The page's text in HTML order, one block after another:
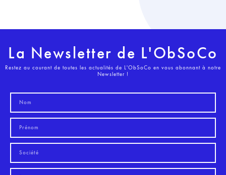
La Newsletter de L'ObSoCo
Restez au courant de toutes les actualités de L'ObSoCo en vous abonnant à notre
Newsletter !